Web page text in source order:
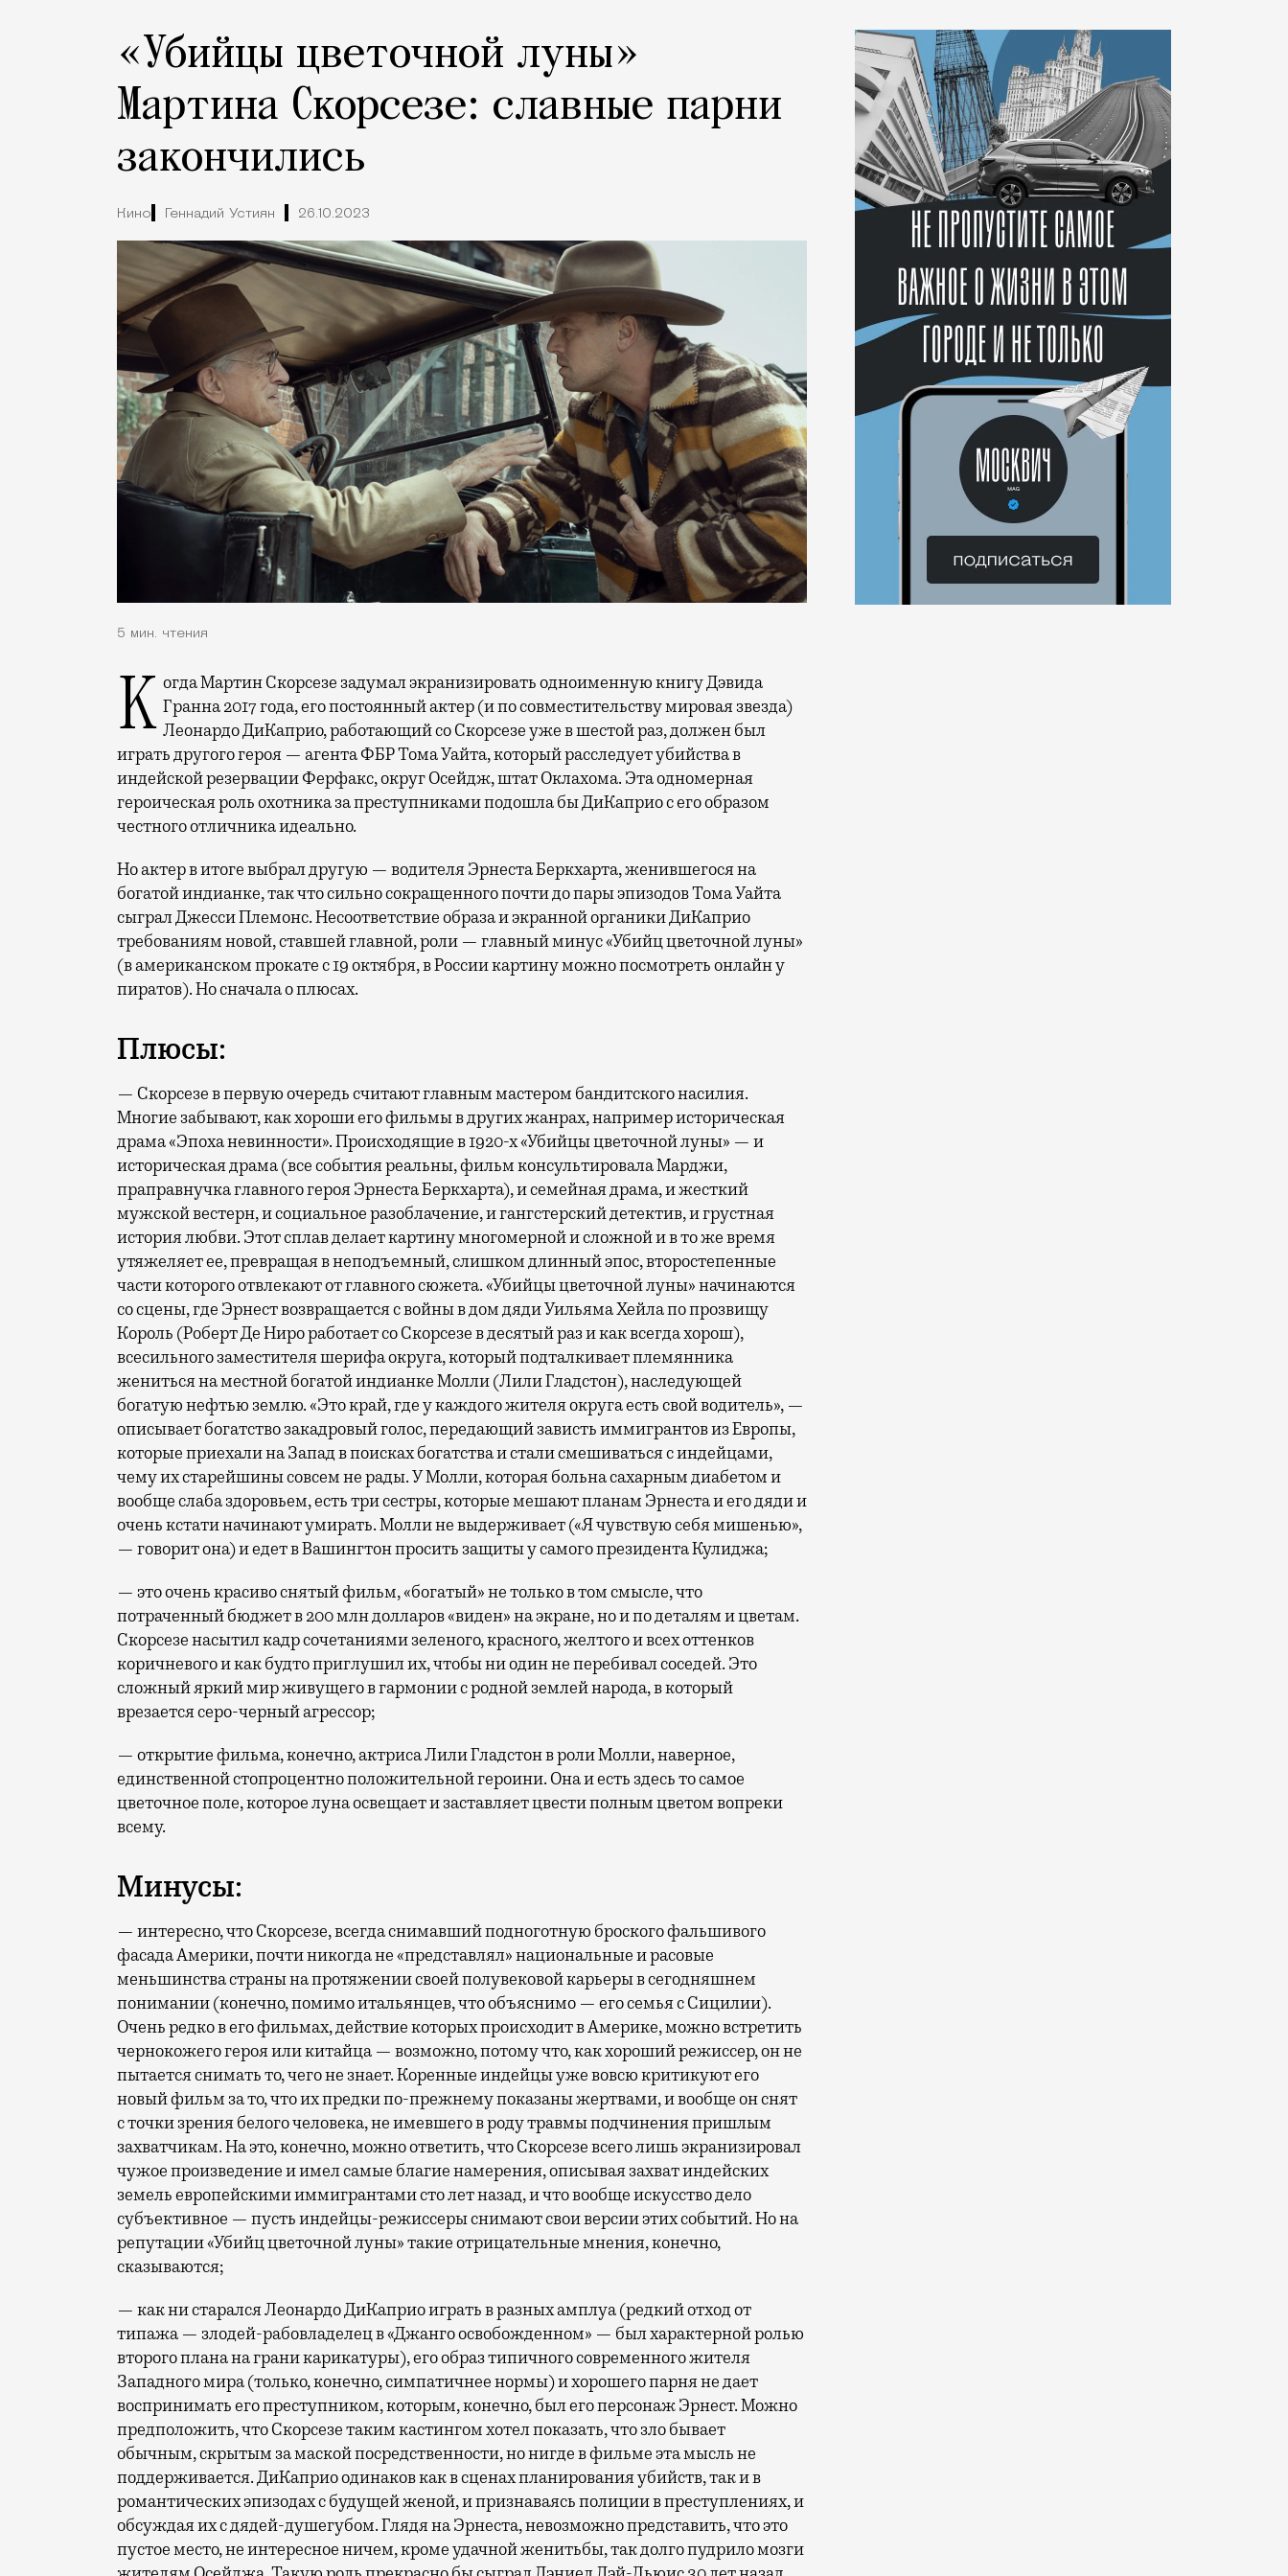
«Убийцы цветочной луны»
Мартина Скорсезе: славные парни
закончились
Кино Геннадий Устиян 26.10.2023
5 мин. чтения
Когда Мартин Скорсезе задумал экранизировать одноименную книгу Дэвида Гранна 2017 года, его постоянный актер (и по совместительству мировая звезда)
Леонардо ДиКаприо, работающий со Скорсезе уже в шестой раз, должен был
играть другого героя — агента ФБР Тома Уайта, который расследует убийства в
индейской резервации Ферфакс, округ Осейдж, штат Оклахома. Эта одномерная
героическая роль охотника за преступниками подошла бы ДиКаприо с его образом
честного отличника идеально.
Но актер в итоге выбрал другую — водителя Эрнеста Беркхарта, женившегося на
богатой индианке, так что сильно сокращенного почти до пары эпизодов Тома Уайта
сыграл Джесси Племонс. Несоответствие образа и экранной органики ДиКаприо
требованиям новой, ставшей главной, роли — главный минус «Убийц цветочной луны»
(в американском прокате с 19 октября, в России картину можно посмотреть онлайн у
пиратов). Но сначала о плюсах.
Плюсы:
— Скорсезе в первую очередь считают главным мастером бандитского насилия.
Многие забывают, как хороши его фильмы в других жанрах, например историческая
драма «Эпоха невинности». Происходящие в 1920-х «Убийцы цветочной луны» — и
историческая драма (все события реальны, фильм консультировала Марджи,
праправнучка главного героя Эрнеста Беркхарта), и семейная драма, и жесткий
мужской вестерн, и социальное разоблачение, и гангстерский детектив, и грустная
история любви. Этот сплав делает картину многомерной и сложной и в то же время
утяжеляет ее, превращая в неподъемный, слишком длинный эпос, второстепенные
части которого отвлекают от главного сюжета. «Убийцы цветочной луны» начинаются
со сцены, где Эрнест возвращается с войны в дом дяди Уильяма Хейла по прозвищу
Король (Роберт Де Ниро работает со Скорсезе в десятый раз и как всегда хорош),
всесильного заместителя шерифа округа, который подталкивает племянника
жениться на местной богатой индианке Молли (Лили Гладстон), наследующей
богатую нефтью землю. «Это край, где у каждого жителя округа есть свой водитель», —
описывает богатство закадровый голос, передающий зависть иммигрантов из Европы,
которые приехали на Запад в поисках богатства и стали смешиваться с индейцами,
чему их старейшины совсем не рады. У Молли, которая больна сахарным диабетом и
вообще слаба здоровьем, есть три сестры, которые мешают планам Эрнеста и его дяди и
очень кстати начинают умирать. Молли не выдерживает («Я чувствую себя мишенью»,
— говорит она) и едет в Вашингтон просить защиты у самого президента Кулиджа;
— это очень красиво снятый фильм, «богатый» не только в том смысле, что
потраченный бюджет в 200 млн долларов «виден» на экране, но и по деталям и цветам.
Скорсезе насытил кадр сочетаниями зеленого, красного, желтого и всех оттенков
коричневого и как будто приглушил их, чтобы ни один не перебивал соседей. Это
сложный яркий мир живущего в гармонии с родной землей народа, в который
врезается серо-черный агрессор;
— открытие фильма, конечно, актриса Лили Гладстон в роли Молли, наверное,
единственной стопроцентно положительной героини. Она и есть здесь то самое
цветочное поле, которое луна освещает и заставляет цвести полным цветом вопреки
всему.
Минусы:
— интересно, что Скорсезе, всегда снимавший подноготную броского фальшивого
фасада Америки, почти никогда не «представлял» национальные и расовые
меньшинства страны на протяжении своей полувековой карьеры в сегодняшнем
понимании (конечно, помимо итальянцев, что объяснимо — его семья с Сицилии).
Очень редко в его фильмах, действие которых происходит в Америке, можно встретить
чернокожего героя или китайца — возможно, потому что, как хороший режиссер, он не
пытается снимать то, чего не знает. Коренные индейцы уже вовсю критикуют его
новый фильм за то, что их предки по-прежнему показаны жертвами, и вообще он снят
с точки зрения белого человека, не имевшего в роду травмы подчинения пришлым
захватчикам. На это, конечно, можно ответить, что Скорсезе всего лишь экранизировал
чужое произведение и имел самые благие намерения, описывая захват индейских
земель европейскими иммигрантами сто лет назад, и что вообще искусство дело
субъективное — пусть индейцы-режиссеры снимают свои версии этих событий. Но на
репутации «Убийц цветочной луны» такие отрицательные мнения, конечно,
сказываются;
— как ни старался Леонардо ДиКаприо играть в разных амплуа (редкий отход от
типажа — злодей-рабовладелец в «Джанго освобожденном» — был характерной ролью
второго плана на грани карикатуры), его образ типичного современного жителя
Западного мира (только, конечно, симпатичнее нормы) и хорошего парня не дает
воспринимать его преступником, которым, конечно, был его персонаж Эрнест. Можно
предположить, что Скорсезе таким кастингом хотел показать, что зло бывает
обычным, скрытым за маской посредственности, но нигде в фильме эта мысль не
поддерживается. ДиКаприо одинаков как в сценах планирования убийств, так и в
романтических эпизодах с будущей женой, и признаваясь полиции в преступлениях, и
обсуждая их с дядей-душегубом. Глядя на Эрнеста, невозможно представить, что это
пустое место, не интересное ничем, кроме удачной женитьбы, так долго пудрило мозги